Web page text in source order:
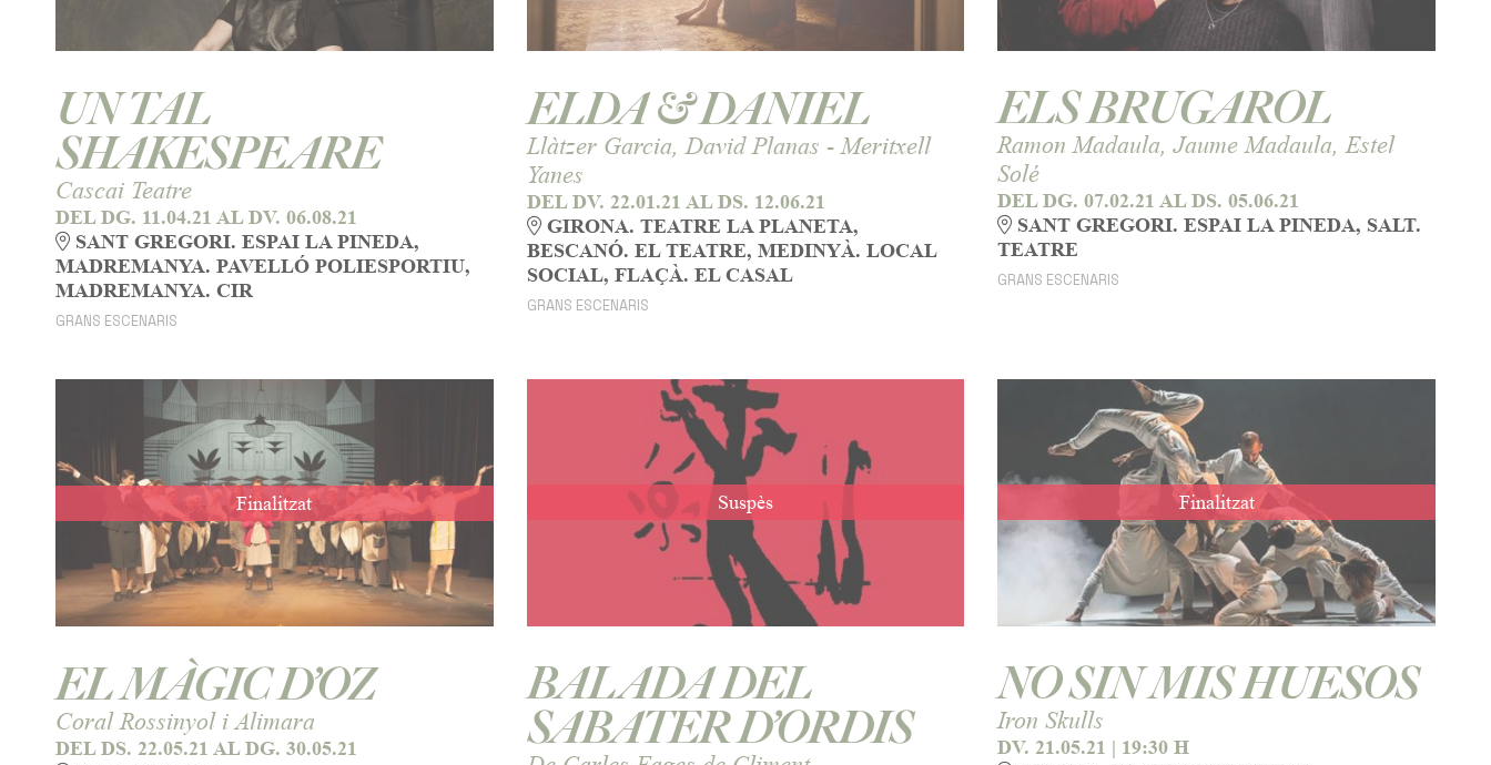
UN TAL
SHAKESPEARE
Cascai Teatre
DEL DG. 11.04.21 AL DV. 06.08.21
SANT GREGORI. ESPAI LA PINEDA,
MADREMANYA. PAVELLÓ POLIESPORTIU,
MADREMANYA. CIR
GRANS ESCENARIS
ELDA & DANIEL
Llàtzer Garcia, David Planas - Meritxell
Yanes
DEL DV. 22.01.21 AL DS. 12.06.21
GIRONA. TEATRE LA PLANETA,
BESCANÓ. EL TEATRE, MEDINYÀ. LOCAL
SOCIAL, FLAÇÀ. EL CASAL
GRANS ESCENARIS
ELS BRUGAROL
Ramon Madaula, Jaume Madaula, Estel
Solé
DEL DG. 07.02.21 AL DS. 05.06.21
SANT GREGORI. ESPAI LA PINEDA, SALT.
TEATRE
GRANS ESCENARIS
Finalitzat
EL MÀGIC D’OZ
Coral Rossinyol i Alimara
DEL DS. 22.05.21 AL DG. 30.05.21
Suspès
BALADA DEL
SABATER D’ORDIS
Finalitzat
NO SIN MIS HUESOS
Iron Skulls
DV. 21.05.21 | 19:30 H